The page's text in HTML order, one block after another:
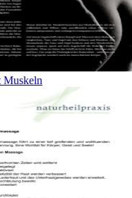
Muskeln